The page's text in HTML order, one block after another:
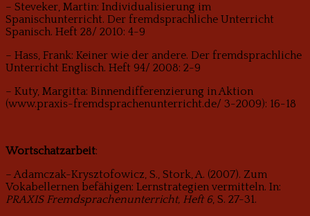
– Steveker, Martin: Individualisierung im
Spanischunterricht. Der fremdsprachliche Unterricht
Spanisch. Heft 28/ 2010: 4-9
– Hass, Frank: Keiner wie der andere. Der fremdsprachliche
Unterricht Englisch. Heft 94/ 2008: 2-9
– Kuty, Margitta: Binnendifferenzierung in Aktion
(www.praxis-fremdsprachenunterricht.de/ 3-2009): 16-18
Wortschatzarbeit:
– Adamczak-Krysztofowicz, S., Stork, A. (2007). Zum
Vokabellernen befähigen: Lern­strategien vermitteln. In:
PRAXIS Fremdsprachenunterricht, Heft 6, S. 27-31.